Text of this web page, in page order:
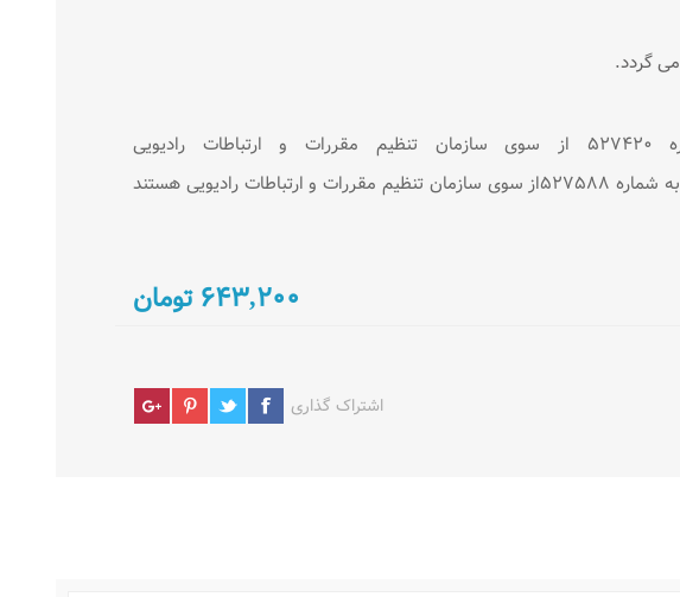
سرویس‌های فوق دارای مجوز به شماره ۵۲۷۴۲۰ از سوی سازمان تنظیم مقررات و ارتباطات رادیویی
۶۴۳,۲۰۰ تومان
اشتراک گذاری